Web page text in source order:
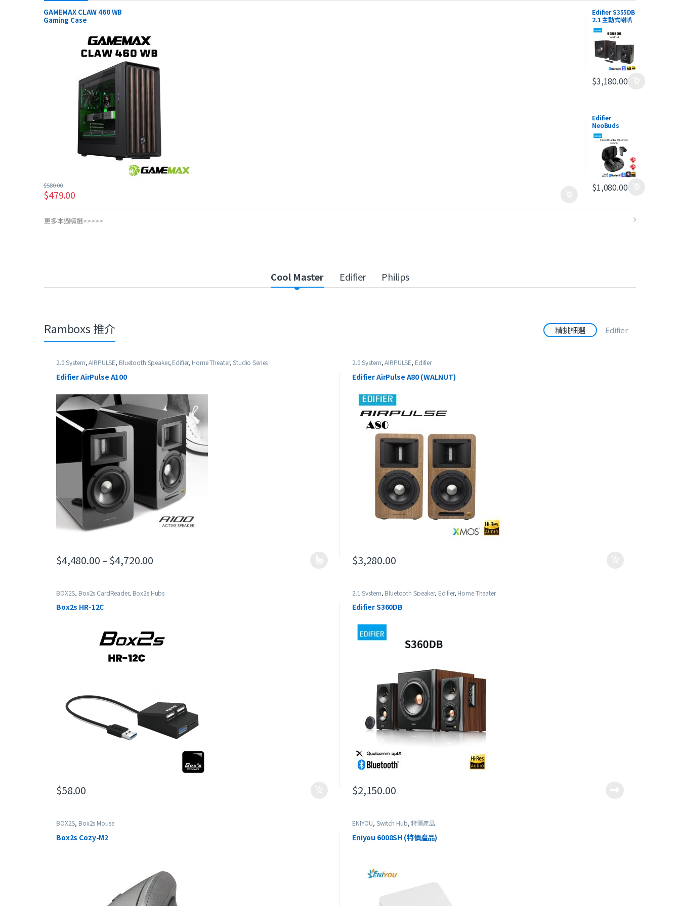
GAMEMAX CLAW 460 WB
Gaming Case
$479.00
$580.00
Edifier S355DB
2.1 主動式喇叭
$3,180.00
Edifier
NeoBuds
Planar
真無線平面磁驅
動降噪耳機
$1,080.00
更多本週精選>>>>>
Cool Master Edifier Philips
Ramboxs 推介 精挑細選 Edifier
2.0 System,AIRPULSE, Bluetooth Speaker, Edifier, Home Theater,Studio Series
Edifier AirPulse A100
$4,480.00 –$4,720.00
此產品有多種款式。 可在產品頁面選擇選項
2.0 System,AIRPULSE, Edifier
Edifier AirPulse A80 (WALNUT)
$3,280.00
BOX2S, Box2s CardReader, Box2s Hubs
Box2s HR-12C
$58.00
2.1 System, Bluetooth Speaker, Edifier, Home Theater
Edifier S360DB
$2,150.00
BOX2S, Box2s Mouse
Box2s Cozy-M2
ENIYOU, Switch Hub, 特價產品
Eniyou 6008SH (特價產品)